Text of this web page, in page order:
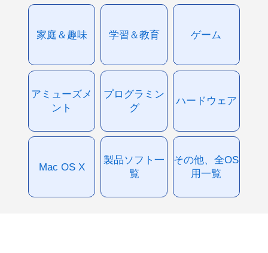
家庭＆趣味 学習＆教育 ゲーム
アミューズメ
ント
プログラミン
グ
ハードウェア
Mac OS X
製品ソフト一
覧
その他、全OS
用一覧